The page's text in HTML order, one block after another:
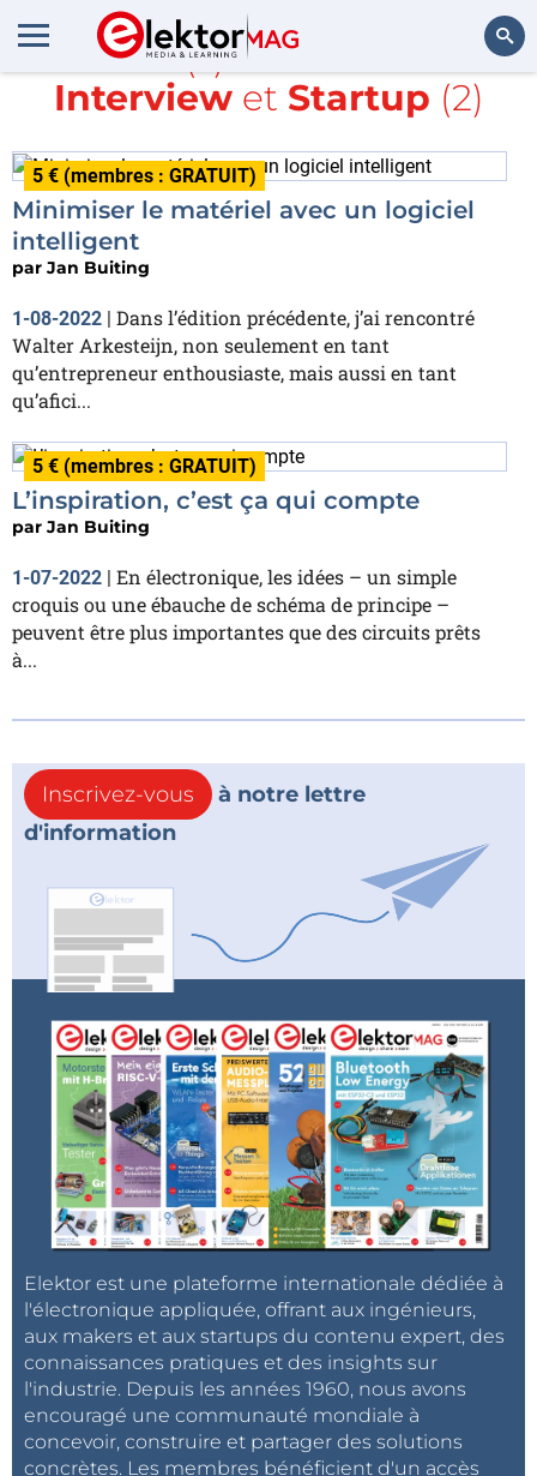
Rechercher
Article(s) avec la balise
Interviewet Startup (2)
5 € (membres : GRATUIT)
Minimiser le matériel avec un logiciel
intelligent
par Jan Buiting
1-08-2022 | Dans l’édition précédente, j’ai rencontré
Walter Arkesteijn, non seulement en tant
qu’entrepreneur enthousiaste, mais aussi en tant
qu’afici...
5 € (membres : GRATUIT)
L’inspiration, c’est ça qui compte
par Jan Buiting
1-07-2022 | En électronique, les idées – un simple
croquis ou une ébauche de schéma de principe –
peuvent être plus importantes que des circuits prêts
à...
Inscrivez-vous
à notre lettre
d'information
Elektor est une plateforme internationale dédiée à
l'électronique appliquée, offrant aux ingénieurs,
aux makers et aux startups du contenu expert, des
connaissances pratiques et des insights sur
l'industrie. Depuis les années 1960, nous avons
encouragé une communauté mondiale à
concevoir, construire et partager des solutions
concrètes. Les membres bénéficient d'un accès